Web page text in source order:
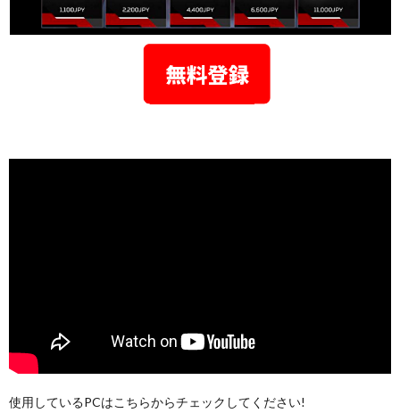
使用しているPCはこちらからチェックしてください!